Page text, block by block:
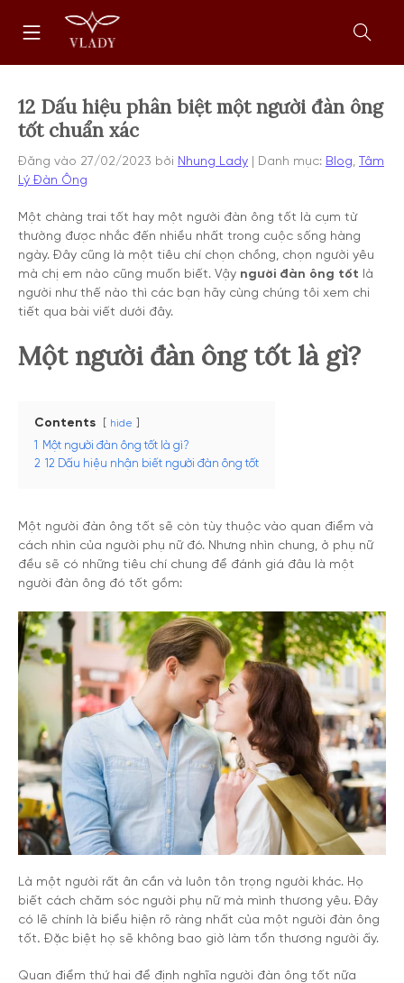
dung
Trang
chủ
form
12 Dấu hiệu phân biệt một người đàn ông
tốt chuẩn xác
Đăng vào 27/02/2023 bởi Nhung Lady Danh mục: Blog Tâm
Lý Đàn Ông
Một chàng trai tốt hay một người đàn ông tốt là cụm từ
thường được nhắc đến nhiều nhất trong cuộc sống hàng
ngày. Đây cũng là một tiêu chí chọn chồng, chọn người yêu
mà chị em nào cũng muốn biết. Vậy người đàn ông tốt là
người như thế nào thì các bạn hãy cùng chúng tôi xem chi
tiết qua bài viết dưới đây.
Một người đàn ông tốt là gì?
Contents hide
1
Một người đàn ông tốt là gì?
2 12 Dấu hiệu nhận biết người đàn ông tốt
Một người đàn ông tốt sẽ còn tùy thuộc vào quan điểm và
cách nhìn của người phụ nữ đó. Nhưng nhìn chung, ở phụ nữ
đều sẽ có những tiêu chí chung để đánh giá đâu là một
người đàn ông đó tốt gồm:
Là một người rất ân cần và luôn tôn trọng người khác. Họ
biết cách chăm sóc người phụ nữ mà mình thương yêu. Đây
có lẽ chính là biểu hiện rõ ràng nhất của một người đàn ông
tốt. Đặc biệt họ sẽ không bao giờ làm tổn thương người ấy.
Quan điểm thứ hai để định nghĩa người đàn ông tốt nữa